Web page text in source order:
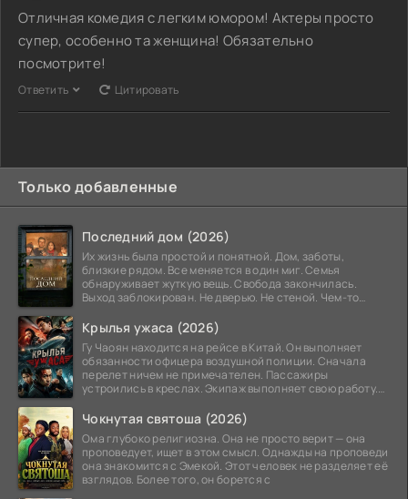
Отличная комедия с легким юмором! Актеры просто
супер, особенно та женщина! Обязательно
посмотрите!
Ответить Цитировать
Только добавленные
Последний дом (2026)
Их жизнь была простой и понятной. Дом, заботы,
близкие рядом. Все меняется в один миг. Семья
обнаруживает жуткую вещь. Свобода закончилась.
Выход заблокирован. Не дверью. Не стеной. Чем-то
Крылья ужаса (2026)
Гу Чаоян находится на рейсе в Китай. Он выполняет
обязанности офицера воздушной полиции. Сначала
перелет ничем не примечателен. Пассажиры
устроились в креслах. Экипаж выполняет свою работу.
Чокнутая святоша (2026)
Ома глубоко религиозна. Она не просто верит — она
проповедует, ищет в этом смысл. Однажды на проповеди
она знакомится с Эмекой. Этот человек не разделяет её
взглядов. Более того, он борется с